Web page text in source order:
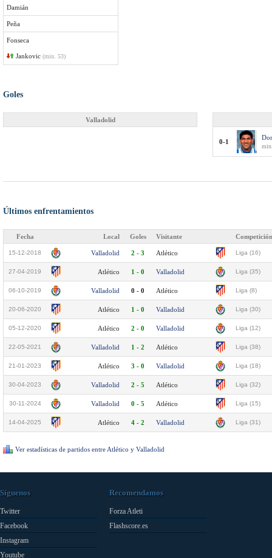
Damián
Peña
Fonseca
Jankovic (min. 53)
Goles
Valladolid
0-1
Últimos enfrentamientos
Fecha Local Goles Visitante Competición
15-12-2018 Valladolid 2 - 3 Atlético Liga (16)
27-04-2019 Atlético 1 - 0 Valladolid Liga (35)
06-10-2019 Valladolid 0 - 0 Atlético Liga (8)
20-06-2020 Atlético 1 - 0 Valladolid Liga (30)
05-12-2020 Atlético 2 - 0 Valladolid Liga (12)
22-05-2021 Valladolid 1 - 2 Atlético Liga (38)
21-01-2023 Atlético 3 - 0 Valladolid Liga (18)
30-04-2023 Valladolid 2 - 5 Atlético Liga (32)
30-11-2024 Valladolid 0 - 5 Atlético Liga (15)
14-04-2025 Atlético 4 - 2 Valladolid Liga (31)
Ver estadísticas de partidos entre Atlético y Valladolid
Síguenos
Twitter
Facebook
Instagram
Youtube
Recomendamos
Forza Atleti
Flashscore.es